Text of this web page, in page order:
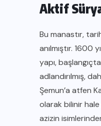
Aktif
Bu manastır,
anılmıştır. 1600
yapı,
adlandırılmış,
Şemun’a atfen
olarak bilinir
azizin